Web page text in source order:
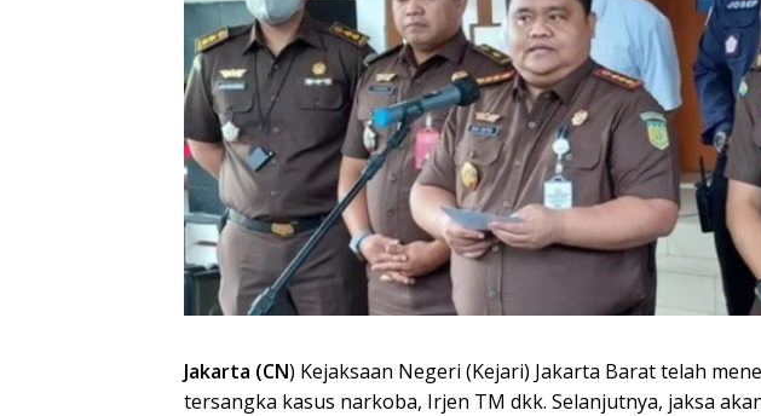
Jakarta (CN) Kejaksaan Negeri (Kejari) Jakarta Barat telah
tersangka kasus narkoba, Irjen TM dkk. Selanjutnya, jaksa